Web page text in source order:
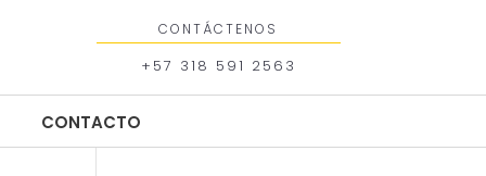
CONTÁCTENOS
+57 318 591 2563
CONTACTO
CONTACTO